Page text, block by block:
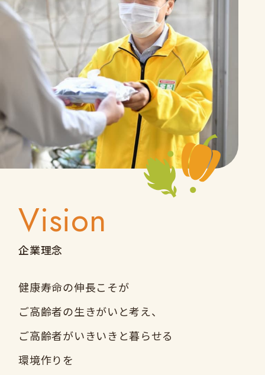
Vision
企業理念
健康寿命の伸長こそが
ご高齢者の生きがいと考え、
ご高齢者がいきいきと暮らせる
環境作りを